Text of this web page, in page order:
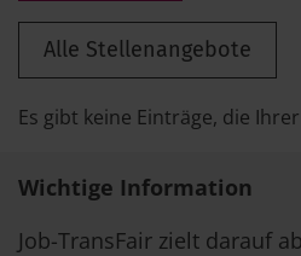
Alle Stellenangebote
Es gibt keine Einträge, die
Wichtige Information
Job-TransFair zielt darauf
FAIRmittlung
Ergebnisse
Geschichte
News
Newsletter
Zeiterfassung